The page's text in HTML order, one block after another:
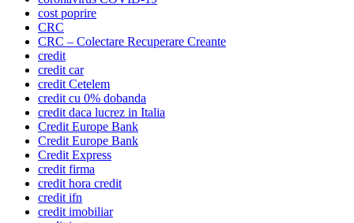
cost poprire
CRC
CRC – Colectare Recuperare Creante
credit
credit car
credit Cetelem
credit cu 0% dobanda
credit daca lucrez in Italia
Credit Europe Bank
Credit Europe Bank
Credit Express
credit firma
credit hora credit
credit ifn
credit imobiliar